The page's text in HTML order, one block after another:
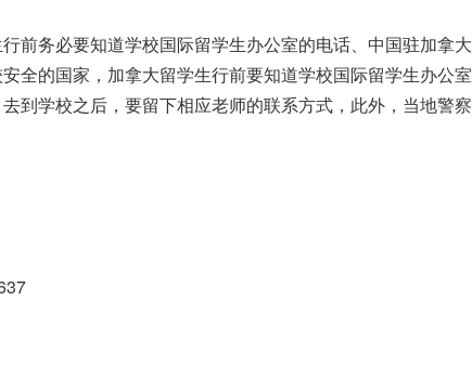
前务必要知道学校国际留学生办公室的电话、中国驻加拿大
全的国家，加拿大留学生行前要知道学校国际留学生办公室
到学校之后，要留下相应老师的联系方式，此外，当地警察